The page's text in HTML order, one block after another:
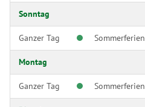
Sonntag
Ganzer Tag Sommerferien
Montag
Ganzer Tag Sommerferien